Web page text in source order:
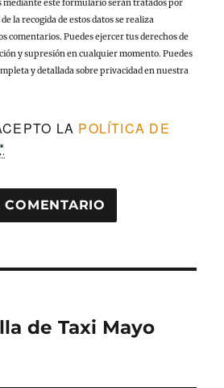
mediante este formulario serán tratados por
la recogida de estos datos se realiza
comentarios. Puedes ejercer tus derechos de
y supresión en cualquier momento. Puedes
y detallada sobre privacidad en nuestra
LA POLÍTICA DE
*
de Taxi Mayo